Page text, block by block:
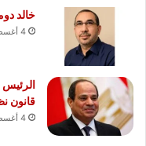
خالد
4 أغسطس، 2026
قانون
4 أغسطس، 2026